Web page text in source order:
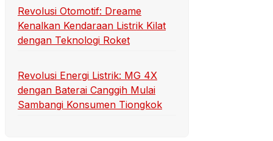
Revolusi Otomotif: Dreame
Kenalkan Kendaraan Listrik Kilat
dengan Teknologi Roket
Revolusi Energi Listrik: MG 4X
dengan Baterai Canggih Mulai
Sambangi Konsumen Tiongkok